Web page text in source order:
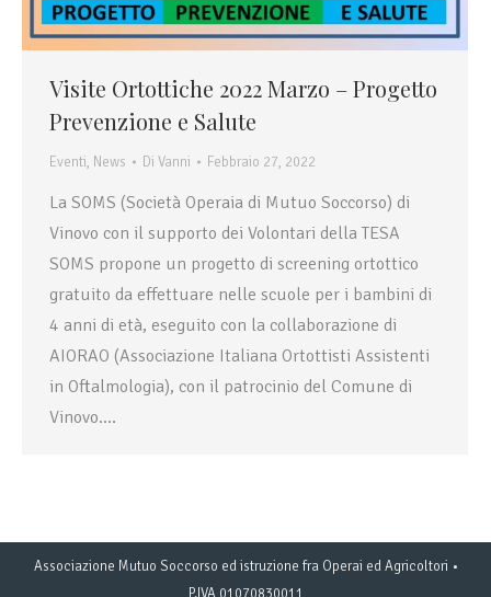
Visite Ortottiche 2022 Marzo – Progetto
Prevenzione e Salute
Eventi, News Di Vanni Febbraio 27, 2022
La SOMS (Società Operaia di Mutuo Soccorso) di
Vinovo con il supporto dei Volontari della TESA
SOMS propone un progetto di screening ortottico
gratuito da effettuare nelle scuole per i bambini di
4 anni di età, eseguito con la collaborazione di
AIORAO (Associazione Italiana Ortottisti Assistenti
in Oftalmologia), con il patrocinio del Comune di
Vinovo.…
Associazione Mutuo Soccorso ed istruzione fra Operai ed Agricoltori •